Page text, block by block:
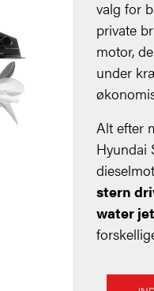
valg for
private
motor,
under
Alt efter
Hyundai
stern
water jet